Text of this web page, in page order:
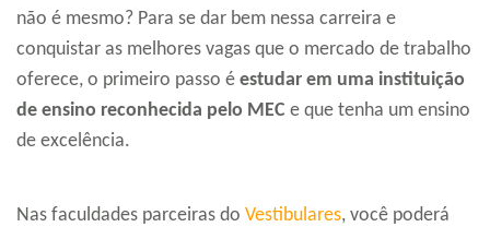
não é mesmo? Para se dar bem nessa carreira e
conquistar as melhores vagas que o mercado de trabalho
oferece, o primeiro passo é estudar em uma instituição
de ensino reconhecida pelo MEC e que tenha um ensino
de excelência.
Nas faculdades parceiras do Vestibulares, você poderá